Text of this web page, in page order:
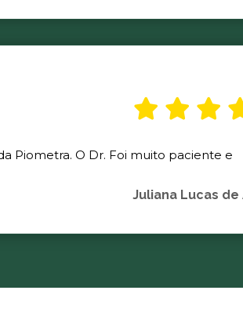
Piometra. O Dr. Foi muito paciente e
Juliana Lucas de